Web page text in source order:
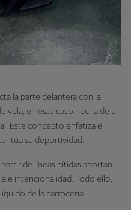
la parte delantera con la
vela, en este caso hecha de un
Este concepto enfatiza el
su deportividad.
de líneas nítidas aportan
e intencionalidad. Todo ello,
de la carrocería.